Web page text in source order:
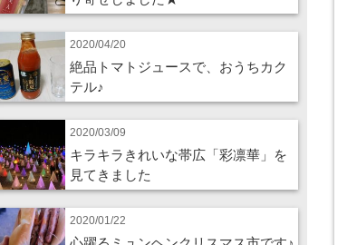
2020/04/20
絶品トマトジュースで、おうちカク
テル♪
2020/03/09
キラキラきれいな帯広「彩凛華」を
見てきました
2020/01/22